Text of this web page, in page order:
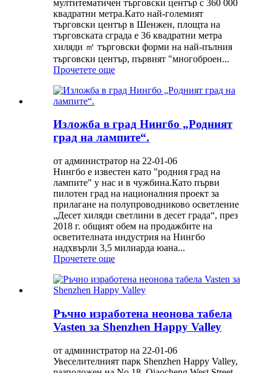
мултитематичен търговски център с 360 000
квадратни метра.Като най-големият
търговски център в Шенжен, площта на
търговската сграда е 36 квадратни метра
хиляди ㎡ търговски форми на най-пълния
търговски център, първият "многоброен...
Прочетете още
Изложба в град Нингбо „Родният
град на лампите“.
от администратор на 22-01-06
Нингбо е известен като "родния град на
лампите" у нас и в чужбина.Като първи
пилотен град на националния проект за
прилагане на полупроводниково осветление
„Десет хиляди светлини в десет града“, през
2018 г. общият обем на продажбите на
осветителната индустрия на Нингбо
надхвърли 3,5 милиарда юана...
Прочетете още
Ръчно изработена неонова табела
Vasten за Shenzhen Happy Valley
от администратор на 22-01-06
Увеселителният парк Shenzhen Happy Valley,